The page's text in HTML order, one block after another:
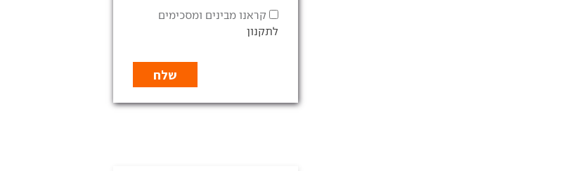
קראנו מבינים ומסכימים
לתקנון